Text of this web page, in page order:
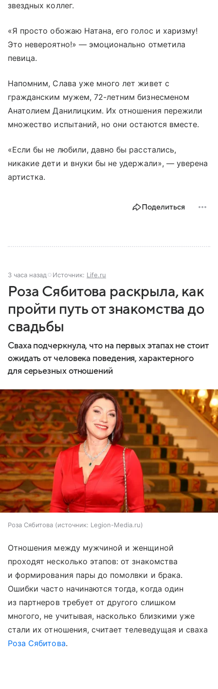
звездных коллег.
«Я просто обожаю Натана, его голос и харизму!
Это невероятно!» — эмоционально отметила
певица.
Напомним, Слава уже много лет живет с
гражданским мужем, 72-летним бизнесменом
Анатолием Данилицким. Их отношения пережили
множество испытаний, но они остаются вместе.
«Если бы не любили, давно бы расстались,
никакие дети и внуки бы не удержали», — уверена
артистка.
Поделиться
3 часа назад Источник: Life.ru
Роза Сябитова раскрыла, как
пройти путь от знакомства до
свадьбы
Сваха подчеркнула, что на первых этапах не стоит
ожидать от человека поведения, характерного
для серьезных отношений
Роза Сябитова источник: Legion-Media.ru
Отношения между мужчиной и женщиной
проходят несколько этапов: от знакомства
и формирования пары до помолвки и брака.
Ошибки часто начинаются тогда, когда один
из партнеров требует от другого слишком
многого, не учитывая, насколько близкими уже
стали их отношения, считает телеведущая и сваха
Роза Сябитова.